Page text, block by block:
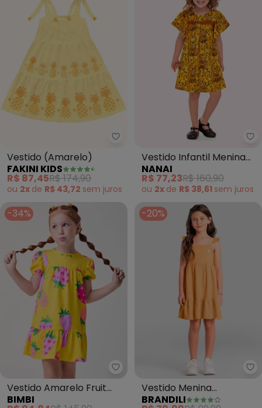
Fakini Kids - Vestido (Amarelo)
Vestido (Amarelo)
FAKINI KIDS
R$ 87,45R$ 174,90
ou 2x de R$ 43,72 sem juros
Vestido Infantil Menina
Ursinhos (Amarelo)
NANAI
R$ 77,23R$ 160,90
ou 2x de R$ 38,61 sem juros
-34%
Bimbi - Vestido Amarelo Fruit
Vestido Amarelo Fruit
Print de Morangos
BIMBI
-20%
Vestido Menina
Texturizado (Amarelo)
BRANDILI